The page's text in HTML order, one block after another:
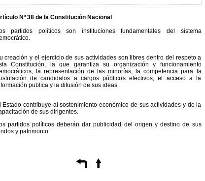
Nº 38 de la Constitución Nacional
partidos políticos son instituciones fundamentales del sistema
creación y el ejercicio de sus actividades son libres dentro del respeto a
Constitución, la que garantiza su organización y funcionamiento
la representación de las minorías, la competencia para la
de candidatos a cargos públicos electivos, el acceso a la
publica y la difusión de sus ideas.
Estado contribuye al sostenimiento económico de sus actividades y de la
de sus dirigentes.
partidos políticos deberán dar publicidad del origen y destino de sus
y patrimonio.